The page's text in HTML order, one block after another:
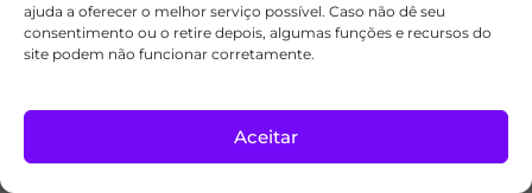
ajuda a oferecer o melhor serviço possível. Caso não dê seu
consentimento ou o retire depois, algumas funções e recursos do
site podem não funcionar corretamente.
Aceitar